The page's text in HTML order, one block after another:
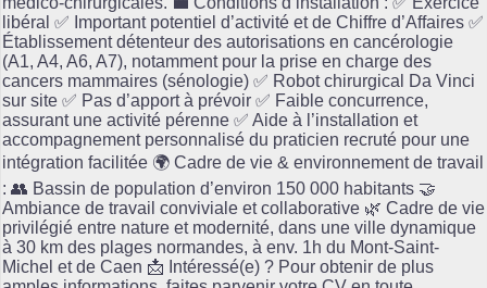
libéral ✅ Important potentiel d’activité et de Chiffre d’Affaires ✅
Établissement détenteur des autorisations en cancérologie
(A1, A4, A6, A7), notamment pour la prise en charge des
cancers mammaires (sénologie) ✅ Robot chirurgical Da Vinci
sur site ✅ Pas d’apport à prévoir ✅ Faible concurrence,
assurant une activité pérenne ✅ Aide à l’installation et
accompagnement personnalisé du praticien recruté pour une
intégration facilitée 🌍 Cadre de vie & environnement de travail
: 👥 Bassin de population d’environ 150 000 habitants 🤝
Ambiance de travail conviviale et collaborative 🌿 Cadre de vie
privilégié entre nature et modernité, dans une ville dynamique
à 30 km des plages normandes, à env. 1h du Mont-Saint-
Michel et de Caen 📩 Intéressé(e) ? Pour obtenir de plus